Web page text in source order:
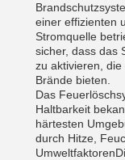
einer effizienten
Stromquelle
sicher, dass das
zu aktivieren,
Brände bieten.
Das
Haltbarkeit
härtesten
durch Hitze,